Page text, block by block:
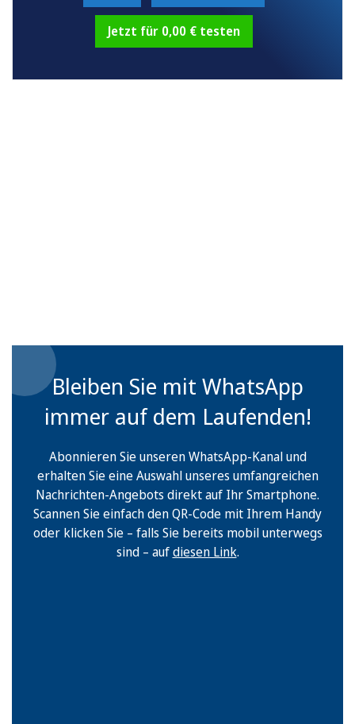
Jetzt für 0,00 € testen
Bleiben Sie mit WhatsApp
immer auf dem Laufenden!
Abonnieren Sie unseren WhatsApp-Kanal und
erhalten Sie eine Auswahl unseres umfangreichen
Nachrichten-Angebots direkt auf Ihr Smartphone.
Scannen Sie einfach den QR-Code mit Ihrem Handy
oder klicken Sie – falls Sie bereits mobil unterwegs
sind – aufdiesen Link.